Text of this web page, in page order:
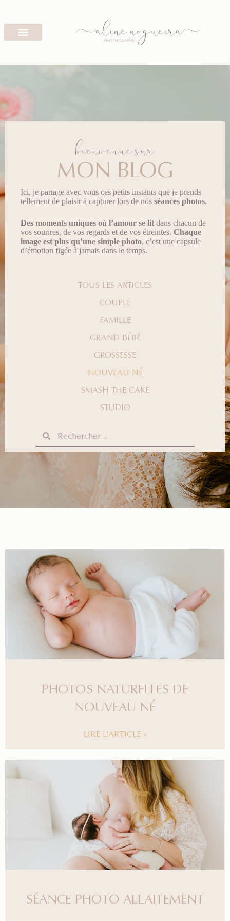
TOUS LES ARTICLES
COUPLE
FAMILLE
GRAND BÉBÉ
GROSSESSE
NOUVEAU NÉ
SMASH THE CAKE
STUDIO
bienvenue sur
MON BLOG
Ici, je partage avec vous ces petits instants que je prends
tellement de plaisir à capturer lors de nos séances photos.
Des moments uniques où l’amour se lit dans chacun de
vos sourires, de vos regards et de vos étreintes. Chaque
image est plus qu’une simple photo, c’est une capsule
d’émotion figée à jamais dans le temps.
PHOTOS NATURELLES DE
NOUVEAU NÉ
LIRE L'ARTICLE »
SÉANCE PHOTO ALLAITEMENT